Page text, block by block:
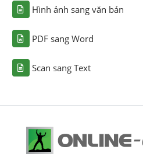
Hình ảnh sang văn bản
PDF sang Word
Scan sang Text